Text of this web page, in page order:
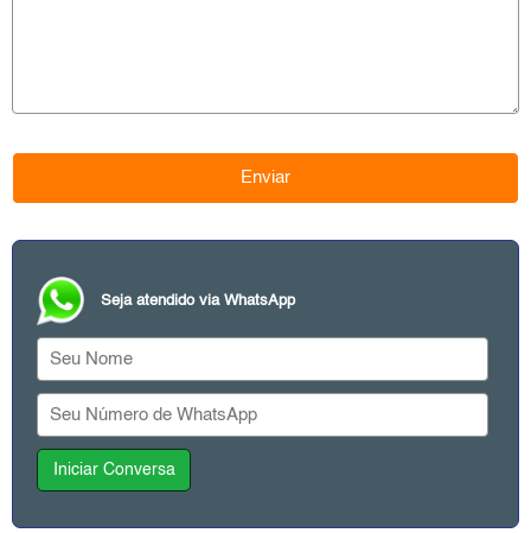
Seja atendido via WhatsApp
Iniciar Conversa